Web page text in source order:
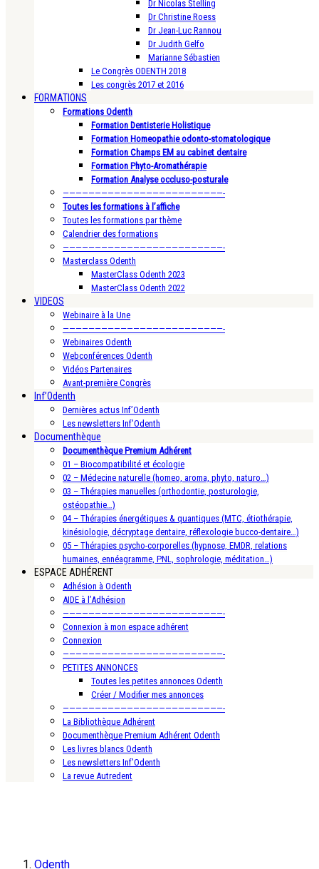
Dr Nicolas Stelling
Dr Christine Roess
Dr Jean-Luc Rannou
Dr Judith Gelfo
Marianne Sébastien
Le Congrès ODENTH 2018
Les congrès 2017 et 2016
FORMATIONS
Formations Odenth
Formation Dentisterie Holistique
Formation Homeopathie odonto-stomatologique
Formation Champs EM au cabinet dentaire
Formation Phyto-Aromathérapie
Formation Analyse occluso-posturale
—————————————————————————-
Toutes les formations à l’affiche
Toutes les formations par thème
Calendrier des formations
—————————————————————————-
Masterclass Odenth
MasterClass Odenth 2023
MasterClass Odenth 2022
VIDEOS
Webinaire à la Une
—————————————————————————-
Webinaires Odenth
Webconférences Odenth
Vidéos Partenaires
Avant-première Congrès
Inf’Odenth
Dernières actus Inf’Odenth
Les newsletters Inf’Odenth
Documenthèque
Documenthèque Premium Adhérent
01 – Biocompatibilité et écologie
02 – Médecine naturelle (homeo, aroma, phyto, naturo…)
03 – Thérapies manuelles (orthodontie, posturologie,
ostéopathie…)
04 – Thérapies énergétiques & quantiques (MTC, étiothérapie,
kinésiologie, décryptage dentaire, réflexologie bucco-dentaire…)
05 – Thérapies psycho-corporelles (hypnose, EMDR, relations
humaines, ennéagramme, PNL, sophrologie, méditation…)
ESPACE ADHÉRENT
Adhésion à Odenth
AIDE à l’Adhésion
—————————————————————————-
Connexion à mon espace adhérent
Connexion
—————————————————————————-
PETITES ANNONCES
Toutes les petites annonces Odenth
Créer / Modifier mes annonces
—————————————————————————-
La Bibliothèque Adhérent
Documenthèque Premium Adhérent Odenth
Les livres blancs Odenth
Les newsletters Inf’Odenth
La revue Autredent
Odenth